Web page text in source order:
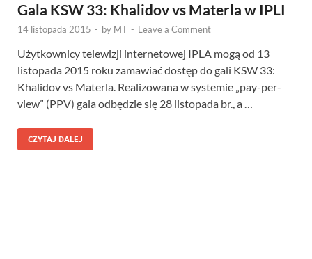
Gala KSW 33: Khalidov vs Materla w IPLI
14 listopada 2015 - by MT - Leave a Comment
Użytkownicy telewizji internetowej IPLA mogą od 13
listopada 2015 roku zamawiać dostęp do gali KSW 33:
Khalidov vs Materla. Realizowana w systemie „pay-per-
view” (PPV) gala odbędzie się 28 listopada br., a …
CZYTAJ DALEJ